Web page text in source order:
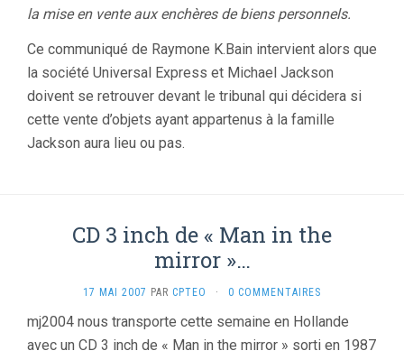
la mise en vente aux enchères de biens personnels.
Ce communiqué de Raymone K.Bain intervient alors que
la société Universal Express et Michael Jackson
doivent se retrouver devant le tribunal qui décidera si
cette vente d’objets ayant appartenus à la famille
Jackson aura lieu ou pas.
CD 3 inch de « Man in the
mirror »…
17 MAI 2007 PAR CPTEO · 0 COMMENTAIRES
mj2004 nous transporte cette semaine en Hollande
avec un CD 3 inch de « Man in the mirror » sorti en 1987